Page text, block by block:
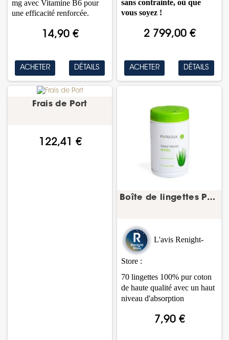
14,90 €
mg avec Vitamine B6 pour
une efficacité renforcée.
ACHETER DÉTAILS
2 799,00 €
sans contrainte, où que
vous soyez !
ACHETER DÉTAILS
Frais de Port
122,41 €
Boîte de lingettes Pürdoux aloe vera –...
7,90 €
L'avis Renight-
Store :
70 lingettes 100% pur coton
de haute qualité avec un haut
niveau d'absorption